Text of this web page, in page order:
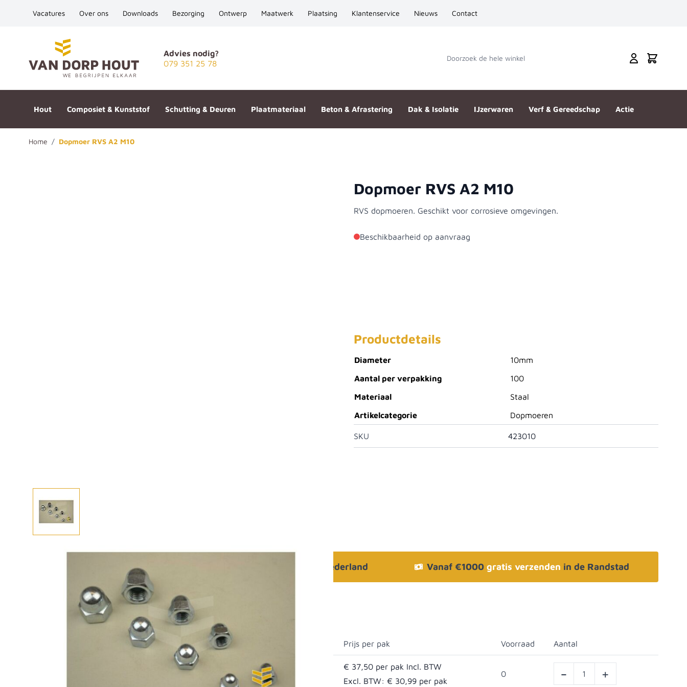
Vacatures Over ons Downloads Bezorging Ontwerp Maatwerk Plaatsing Klantenservice Nieuws Contact
Advies nodig?
079 351 25 78
Doorzoek de hele winkel Cart
Hout Composiet & Kunststof Schutting & Deuren Plaatmateriaal Beton & Afrastering Dak & Isolatie IJzerwaren Verf & Gereedschap Actie
Home / Dopmoer RVS A2 M10
Dopmoer RVS A2 M10
RVS dopmoeren. Geschikt voor corrosieve omgevingen.
Beschikbaarheid op aanvraag
Productdetails
Diameter
10mm
Aantal per verpakking
100
Materiaal
Staal
Artikelcategorie
Dopmoeren
SKU 423010
Afhalen? Kom gerust langs Bezorgen in heel Nederland Vanaf €1000 gratis verzenden in de Randstad
Selecteer afmetingen
Selecteer de gewenste afmetingen Prijs per pak Voorraad Aantal
€ 37,50
Excl. BTW: € 30,99
0 - +